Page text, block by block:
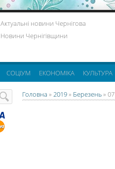
Актуальні новини Чернігова
Новини Чернігівщини
СОЦІУМ ЕКОНОМІКА КУЛЬТУРА
Головна » 2019» Березень» 07